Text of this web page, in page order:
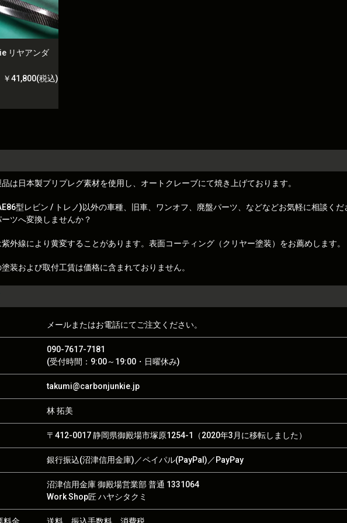
リヤアンダ
￥41,800(税込)
品は日本製プリプレグ素材を使用し、オートクレーブにて焼き上げております。
型レビン / トレノ)以外の車種、旧車、ワンオフ、廃盤パーツ、などなどお気軽に相談くだ
ツへ変換しませんか？
紫外線により黄変することがあります。表面コーティング（クリヤー塗装）をお薦めします。
装および取付工賃は価格に含まれておりません。
メールまたはお電話にてご注文ください。
090-7617-7181
(受付時間：9:00～19:00・日曜休み)
takumi@carbonjunkie.jp
林 拓美
〒412-0017 静岡県御殿場市塚原1254-1（2020年3月に移転しました）
銀行振込(沼津信用金庫)／ペイパル(PayPal)／PayPay
沼津信用金庫 御殿場営業部 普通 1331064
Work Shop匠 ハヤシタクミ